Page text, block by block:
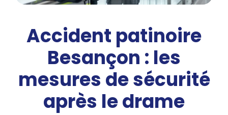
Accident patinoire
Besançon : les
mesures de sécurité
après le drame